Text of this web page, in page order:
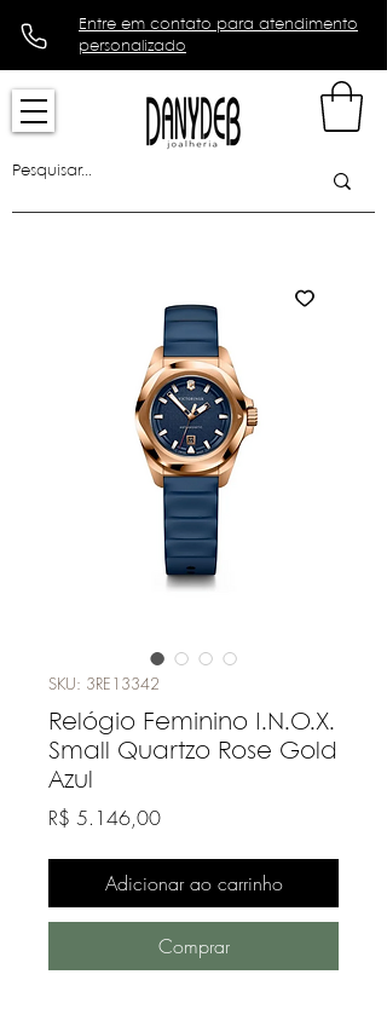
Entre em contato para atendimento
personalizado
SKU: 3RE13342
Relógio Feminino I.N.O.X.
Small Quartzo Rose Gold
Azul
R$ 5.146,00Preço
Adicionar ao carrinho
Comprar